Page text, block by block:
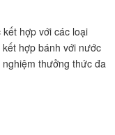
hợp với các loại
hợp bánh với nước
thưởng thức đa